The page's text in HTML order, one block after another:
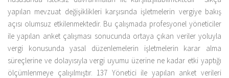
yapılan mevzuat değişiklikleri karşısında işletmelerin vergiye bakış
açısı olumsuz etkilenmektedir. Bu çalışmada profesyonel yöneticiler
ile yapılan anket çalışması sonucunda ortaya çıkan veriler yoluyla
vergi konusunda yasal düzenlemelerin işletmelerin karar alma
süreçlerine ve dolayısıyla vergi uyumu üzerine ne kadar etki yaptığı
ölçümlenmeye çalışılmıştır. 137 Yönetici ile yapılan anket verileri